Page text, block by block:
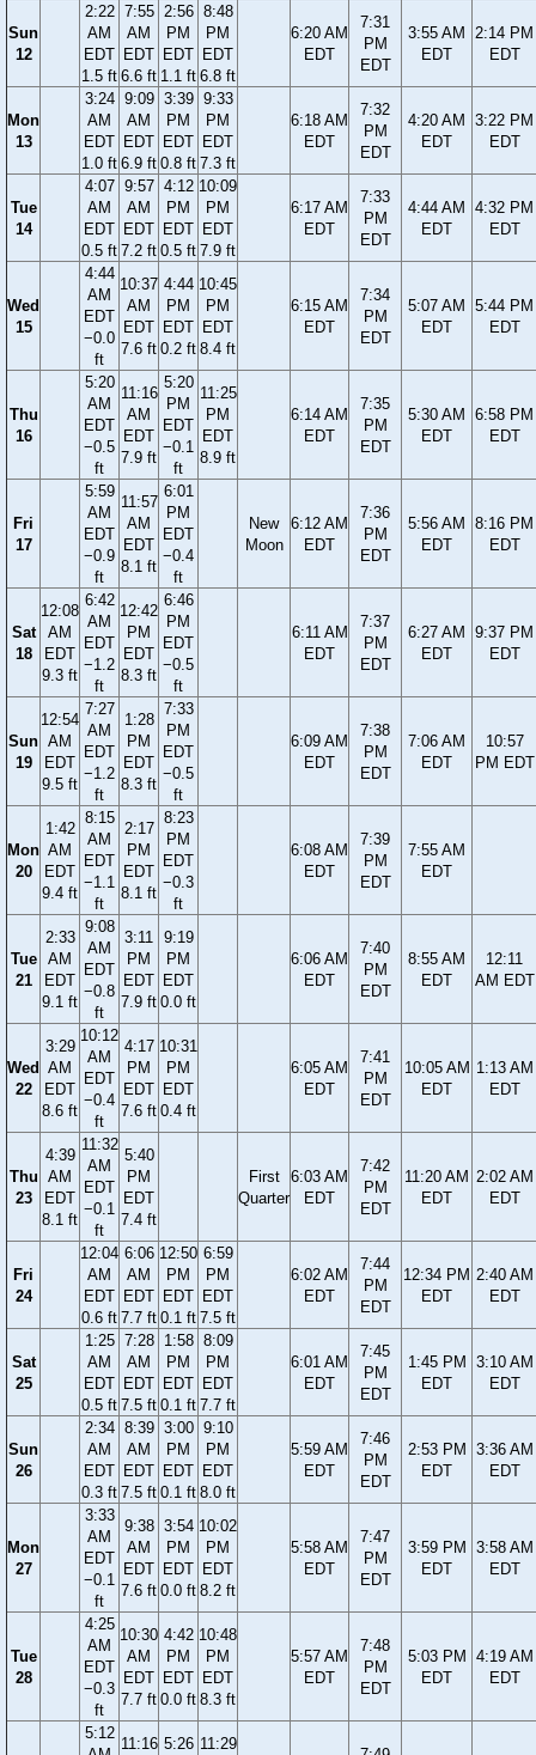
Sun
12
2:22
AM
EDT
1.5 ft
7:55
AM
EDT
6.6 ft
2:56
PM
EDT
1.1 ft
8:48
PM
EDT
6.8 ft
6:20 AM
EDT
7:31
PM
EDT
3:55 AM
EDT
2:14 PM
EDT
Mon
13
3:24
AM
EDT
1.0 ft
9:09
AM
EDT
6.9 ft
3:39
PM
EDT
0.8 ft
9:33
PM
EDT
7.3 ft
6:18 AM
EDT
7:32
PM
EDT
4:20 AM
EDT
3:22 PM
EDT
Tue
14
4:07
AM
EDT
0.5 ft
9:57
AM
EDT
7.2 ft
4:12
PM
EDT
0.5 ft
10:09
PM
EDT
7.9 ft
6:17 AM
EDT
7:33
PM
EDT
4:44 AM
EDT
4:32 PM
EDT
Wed
15
4:44
AM
EDT
−0.0
ft
10:37
AM
EDT
7.6 ft
4:44
PM
EDT
0.2 ft
10:45
PM
EDT
8.4 ft
6:15 AM
EDT
7:34
PM
EDT
5:07 AM
EDT
5:44 PM
EDT
Thu
16
5:20
AM
EDT
−0.5
ft
11:16
AM
EDT
7.9 ft
5:20
PM
EDT
−0.1
ft
11:25
PM
EDT
8.9 ft
6:14 AM
EDT
7:35
PM
EDT
5:30 AM
EDT
6:58 PM
EDT
Fri
17
5:59
AM
EDT
−0.9
ft
11:57
AM
EDT
8.1 ft
6:01
PM
EDT
−0.4
ft
New
Moon
6:12 AM
EDT
7:36
PM
EDT
5:56 AM
EDT
8:16 PM
EDT
Sat
18
12:08
AM
EDT
9.3 ft
6:42
AM
EDT
−1.2
ft
12:42
PM
EDT
8.3 ft
6:46
PM
EDT
−0.5
ft
6:11 AM
EDT
7:37
PM
EDT
6:27 AM
EDT
9:37 PM
EDT
Sun
19
12:54
AM
EDT
9.5 ft
7:27
AM
EDT
−1.2
ft
1:28
PM
EDT
8.3 ft
7:33
PM
EDT
−0.5
ft
6:09 AM
EDT
7:38
PM
EDT
7:06 AM
EDT
10:57
PM EDT
Mon
20
1:42
AM
EDT
9.4 ft
8:15
AM
EDT
−1.1
ft
2:17
PM
EDT
8.1 ft
8:23
PM
EDT
−0.3
ft
6:08 AM
EDT
7:39
PM
EDT
7:55 AM
EDT
Tue
21
2:33
AM
EDT
9.1 ft
9:08
AM
EDT
−0.8
ft
3:11
PM
EDT
7.9 ft
9:19
PM
EDT
0.0 ft
6:06 AM
EDT
7:40
PM
EDT
8:55 AM
EDT
12:11
AM EDT
Wed
22
3:29
AM
EDT
8.6 ft
10:12
AM
EDT
−0.4
ft
4:17
PM
EDT
7.6 ft
10:31
PM
EDT
0.4 ft
6:05 AM
EDT
7:41
PM
EDT
10:05 AM
EDT
1:13 AM
EDT
Thu
23
4:39
AM
EDT
8.1 ft
11:32
AM
EDT
−0.1
ft
5:40
PM
EDT
7.4 ft
First
Quarter
6:03 AM
EDT
7:42
PM
EDT
11:20 AM
EDT
2:02 AM
EDT
Fri
24
12:04
AM
EDT
0.6 ft
6:06
AM
EDT
7.7 ft
12:50
PM
EDT
0.1 ft
6:59
PM
EDT
7.5 ft
6:02 AM
EDT
7:44
PM
EDT
12:34 PM
EDT
2:40 AM
EDT
Sat
25
1:25
AM
EDT
0.5 ft
7:28
AM
EDT
7.5 ft
1:58
PM
EDT
0.1 ft
8:09
PM
EDT
7.7 ft
6:01 AM
EDT
7:45
PM
EDT
1:45 PM
EDT
3:10 AM
EDT
Sun
26
2:34
AM
EDT
0.3 ft
8:39
AM
EDT
7.5 ft
3:00
PM
EDT
0.1 ft
9:10
PM
EDT
8.0 ft
5:59 AM
EDT
7:46
PM
EDT
2:53 PM
EDT
3:36 AM
EDT
Mon
27
3:33
AM
EDT
−0.1
ft
9:38
AM
EDT
7.6 ft
3:54
PM
EDT
0.0 ft
10:02
PM
EDT
8.2 ft
5:58 AM
EDT
7:47
PM
EDT
3:59 PM
EDT
3:58 AM
EDT
Tue
28
4:25
AM
EDT
−0.3
ft
10:30
AM
EDT
7.7 ft
4:42
PM
EDT
0.0 ft
10:48
PM
EDT
8.3 ft
5:57 AM
EDT
7:48
PM
EDT
5:03 PM
EDT
4:19 AM
EDT
5:12
11:16 5:26 11:29